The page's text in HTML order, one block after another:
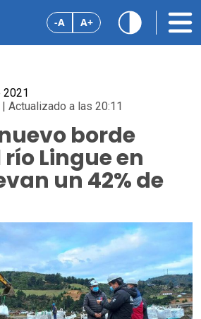
-A A+
2021
Actualizado a las 20:11
borde
Lingue en
un 42% de